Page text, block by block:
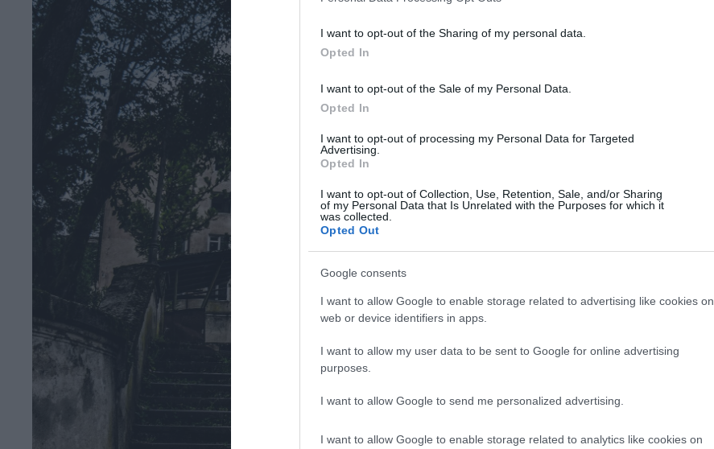
I want to opt-out of the Sharing of my personal data.
Opted In
I want to opt-out of the Sale of my Personal Data.
Opted In
I want to opt-out of processing my Personal Data for Targeted
Advertising.
Opted In
I want to opt-out of Collection, Use, Retention, Sale, and/or Sharing
of my Personal Data that Is Unrelated with the Purposes for which it
was collected.
Opted Out
Google consents
I want to allow Google to enable storage related to advertising like cookies on
web or device identifiers in apps.
I want to allow my user data to be sent to Google for online advertising
purposes.
I want to allow Google to send me personalized advertising.
I want to allow Google to enable storage related to analytics like cookies on